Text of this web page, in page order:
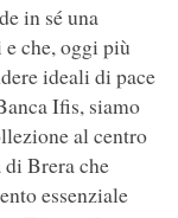
in sé una
che, oggi più
ideali di pace
Ifis, siamo
al centro
Brera che
essenziale